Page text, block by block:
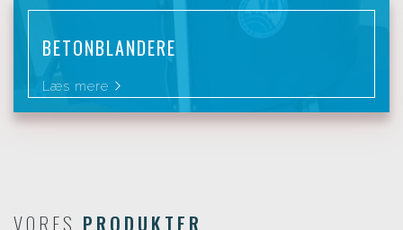
BETONBLANDERE
Læs mere
VORES PRODUKTER